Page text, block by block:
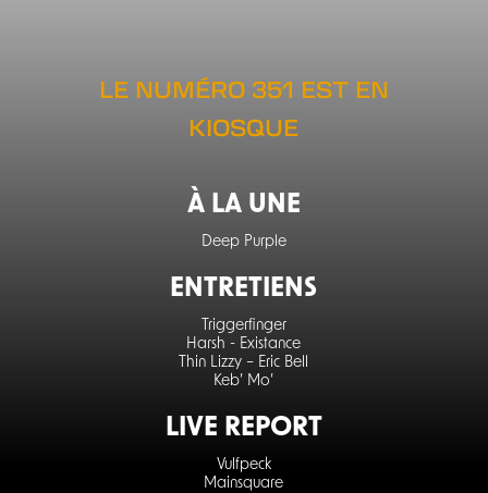
LE NUMÉRO 351 EST EN
KIOSQUE
À LA UNE‍
Deep Purple
ENTRETIENS
Triggerfinger
Harsh - Existance
Thin Lizzy – Eric Bell
Keb’ Mo’
LIVE REPORT
Vulfpeck
Mainsquare